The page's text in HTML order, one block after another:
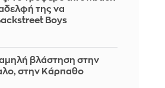
της να
Boys
βλάστηση στην
στην Κάρπαθο